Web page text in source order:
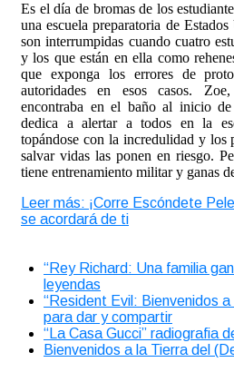
Es el día de bromas de los
una escuela preparatoria de
son interrumpidas cuando cuatro
y los que están en ella como
que exponga los errores de
autoridades en esos casos.
encontraba en el baño al inicio
dedica a alertar a todos en la
topándose con la incredulidad y los
salvar vidas las ponen en riesgo.
tiene entrenamiento militar y ganas
Leer más: ¡Corre Escóndete
se acordará de ti
“Rey Richard: Una familia
leyendas
“Resident Evil: Bienvenidos
para dar y compartir
“La Casa Gucci” radiografia
Bienvenidos a la Tierra del